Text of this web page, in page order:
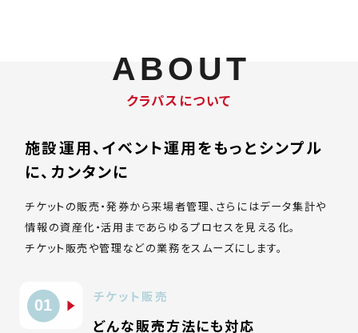
ABOUT
クラパスについて
施設運用、イベント運用をもっとシンプル
に、カンタンに
チケットの販売・発券から来場者管理、さらにはデータ集計や
情報の資産化・活用まであらゆるプロセスを見える化。
チケット販売や管理などの業務をスムーズにします。
01 チケット販売
どんな販売方法にも対応